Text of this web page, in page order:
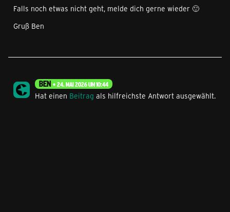
Falls noch etwas nicht geht, melde dich gerne wieder 🙂
Gruß Ben
BEN 24. MAI 2026 UM 10:44
Hat einen Beitrag als hilfreichste Antwort ausgewählt.